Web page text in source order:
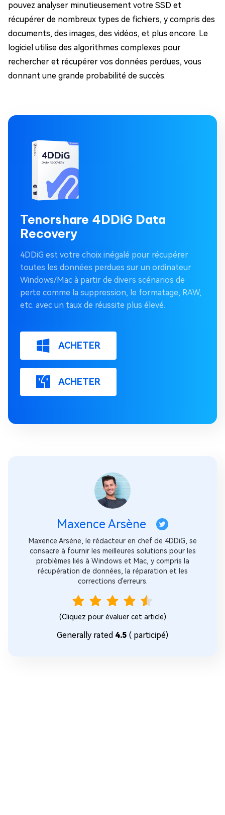
pouvez analyser minutieusement votre SSD et
récupérer de nombreux types de fichiers, y compris des
documents, des images, des vidéos, et plus encore. Le
logiciel utilise des algorithmes complexes pour
rechercher et récupérer vos données perdues, vous
donnant une grande probabilité de succès.
Tenorshare 4DDiG Data
Recovery
4DDiG est votre choix inégalé pour récupérer
toutes les données perdues sur un ordinateur
Windows/Mac à partir de divers scénarios de
perte comme la suppression, le formatage, RAW,
etc. avec un taux de réussite plus élevé.
ACHETER
ACHETER
Maxence Arsène
Maxence Arsène, le rédacteur en chef de 4DDiG, se
consacre à fournir les meilleures solutions pour les
problèmes liés à Windows et Mac, y compris la
récupération de données, la réparation et les
corrections d'erreurs.
(Cliquez pour évaluer cet article)
Generally rated 4.5 ( participé)